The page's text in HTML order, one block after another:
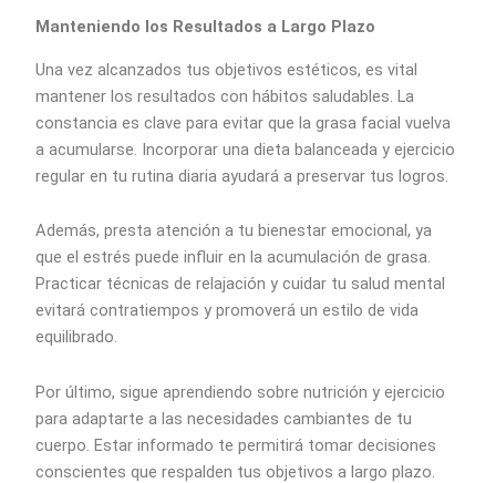
Manteniendo los Resultados a Largo Plazo
Una vez alcanzados tus objetivos estéticos, es vital
mantener los resultados con hábitos saludables. La
constancia es clave para evitar que la grasa facial vuelva
a acumularse. Incorporar una dieta balanceada y ejercicio
regular en tu rutina diaria ayudará a preservar tus logros.
Además, presta atención a tu bienestar emocional, ya
que el estrés puede influir en la acumulación de grasa.
Practicar técnicas de relajación y cuidar tu salud mental
evitará contratiempos y promoverá un estilo de vida
equilibrado.
Por último, sigue aprendiendo sobre nutrición y ejercicio
para adaptarte a las necesidades cambiantes de tu
cuerpo. Estar informado te permitirá tomar decisiones
conscientes que respalden tus objetivos a largo plazo.